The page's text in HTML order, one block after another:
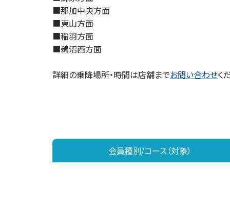
■那加中央方面
■東山方面
■稲羽方面
■鵜沼西方面
詳細の乗降場所・時間は店舗までお問い合わせく
会員種別/コース（対象）